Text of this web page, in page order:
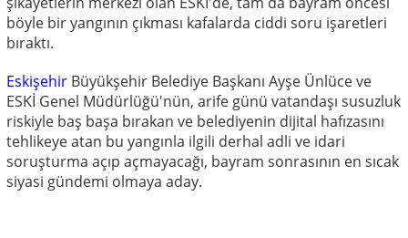
böyle bir yangının çıkması kafalarda ciddi soru işaretleri
bıraktı.
Eskişehir Büyükşehir Belediye Başkanı Ayşe Ünlüce ve
ESKİ Genel Müdürlüğü'nün, arife günü vatandaşı susuzluk
riskiyle baş başa bırakan ve belediyenin dijital hafızasını
tehlikeye atan bu yangınla ilgili derhal adli ve idari
soruşturma açıp açmayacağı, bayram sonrasının en sıcak
siyasi gündemi olmaya aday.